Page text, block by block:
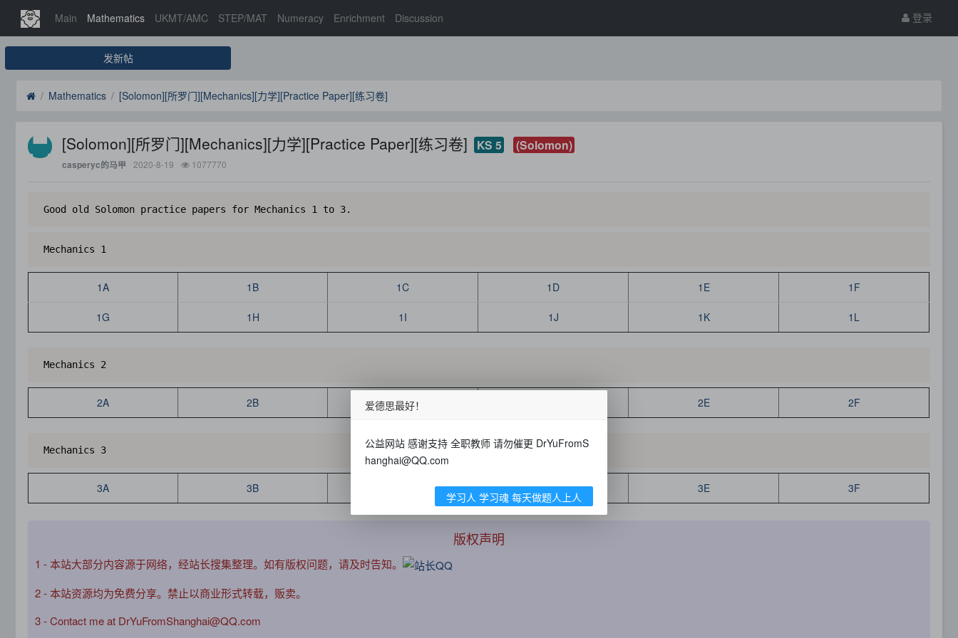
Main Mathematics UKMT/AMC STEP/MAT Numeracy Enrichment Discussion 登录
发新帖
Mathematics [Solomon][所罗门][Mechanics][力学][Practice Paper][练习卷]
[Solomon][所罗门][Mechanics][力学][Practice Paper][练习卷] KS 5 (Solomon)
casperyc的马甲 2020-8-19 1077770
Good old Solomon practice papers for Mechanics 1 to 3.
Mechanics 1
1A 1B 1C 1D 1E 1F
1G 1H 1I 1J 1K 1L
Mechanics 2
2A 2B 2C 2E 2F
Mechanics 3
3A 3B 3D 3E 3F
版权声明
1 - 本站大部分内容源于网络，经站长搜集整理。如有版权问题，请及时告知。
2 - 本站资源均为免费分享。禁止以商业形式转载，贩卖。
3 - Contact me at DrYuFromShanghai@QQ.com
爱德思最好！
公益网站 感谢支持 全职教师 请勿催更 DrYuFromS
hanghai@QQ.com
学习人 学习魂 每天做题人上人